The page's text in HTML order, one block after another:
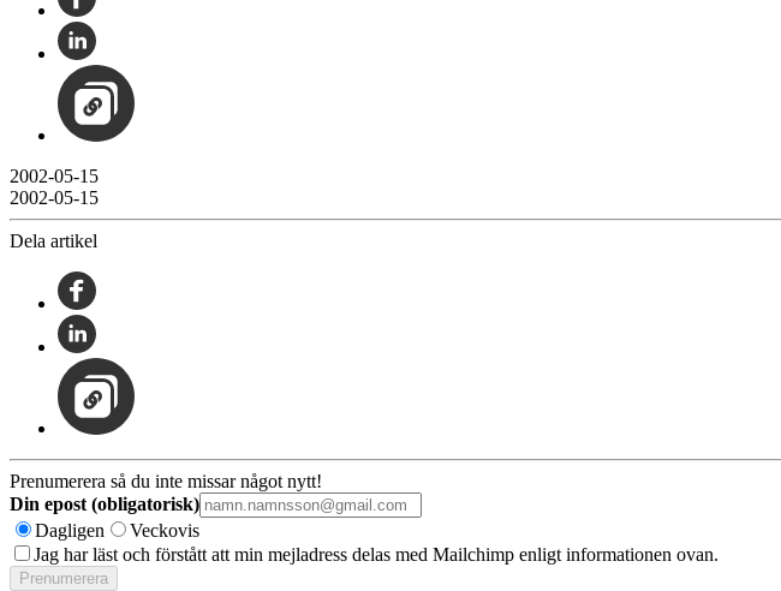
2002-05-15
2002-05-15
Dela artikel
Prenumerera så du inte missar något nytt!
Din epost (obligatorisk)
Dagligen
Veckovis
Jag har läst och förstått att min mejladress delas med Mailchimp enligt informationen ovan.